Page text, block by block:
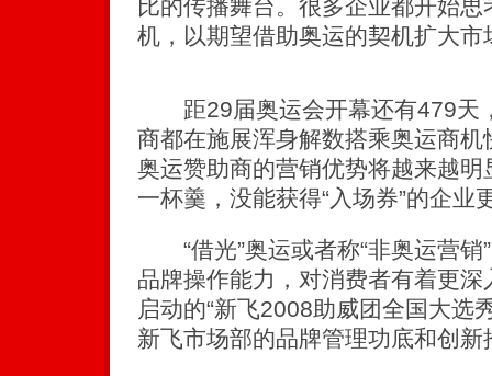
比的传播舞台。很多企业都开始
机，以期望借助奥运的契机扩大
距29届奥运会开幕还有479天
商都在施展浑身解数搭乘奥运商
奥运赞助商的营销优势将越来越
一杯羹，没能获得“入场券”的企业
“借光”奥运或者称“非奥运营销
品牌操作能力，对消费者有着更
启动的“新飞2008助威团全国大选
新飞市场部的品牌管理功底和创新